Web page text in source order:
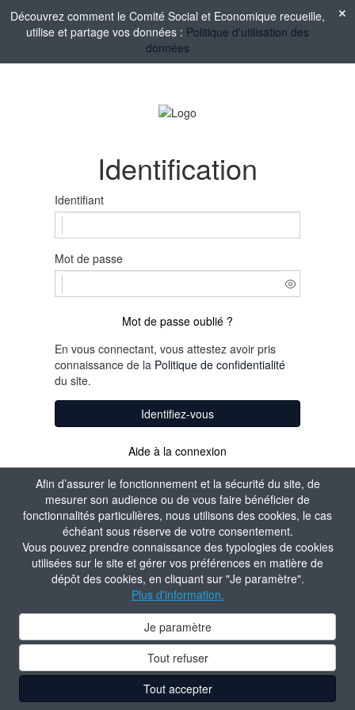
Afin d’assurer le fonctionnement et la sécurité du site, de
mesurer son audience ou de vous faire bénéficier de
fonctionnalités particulières, nous utilisons des cookies, le cas
échéant sous réserve de votre consentement.
Vous pouvez prendre connaissance des typologies de cookies
utilisées sur le site et gérer vos préférences en matière de
dépôt des cookies, en cliquant sur "Je paramètre".
Plus d'information.
Je paramètre
Tout refuser
Tout accepter
Découvrez comment le Comité Social et Economique recueille,
utilise et partage vos données : Politique d'utilisation des
données
Identification
Identifiant
Mot de passe
Mot de passe oublié ?
En vous connectant, vous attestez avoir pris
connaissance de la Politique de confidentialité
du site.
Identifiez-vous
Aide à la connexion